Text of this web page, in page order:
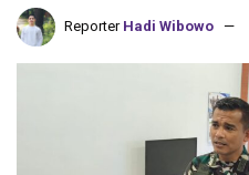
Reporter Hadi Wibowo